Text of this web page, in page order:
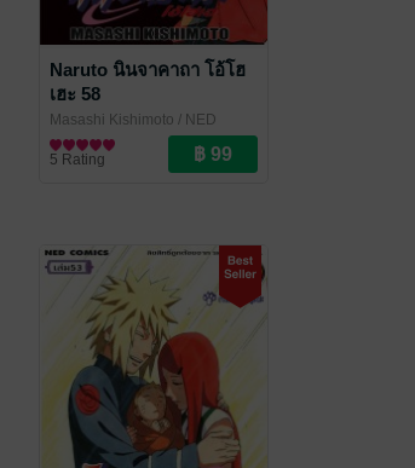
Naruto นินจาคาถา โอ้โฮ
เฮะ 58
Masashi Kishimoto / NED
Comics
การ์ตูนทั่วไป
5 Rating